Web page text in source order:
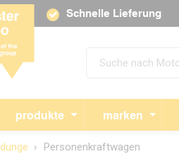
produkte marken
Schnelle Lieferung
Personenkraftwagen